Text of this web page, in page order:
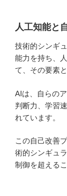
人工知能と
技術的シンギ
能力を持ち、
て、その要素
AIは、自らの
判断力、学習
れています。
この自己改善
術的シンギュ
制御を超える